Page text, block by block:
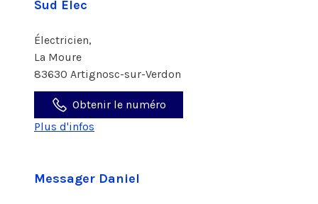
Sud Elec
Électricien,
La Moure
83630 Artignosc-sur-Verdon
Obtenir le numéro
Plus d'infos
Messager Daniel